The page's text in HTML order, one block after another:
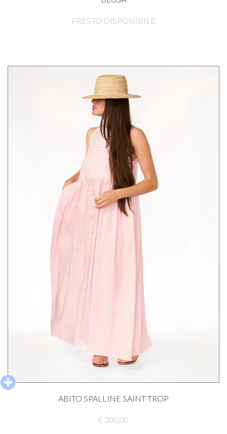
PRESTO DISPONIBILE
ABITO SPALLINE SAINT TROP
€ 300,00